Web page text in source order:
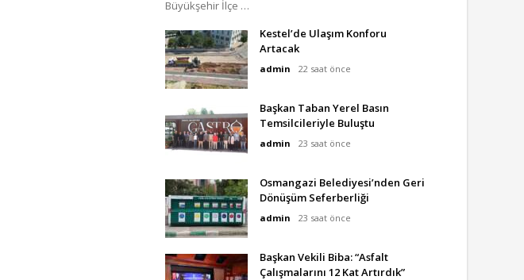
Büyükşehir İlçe …
Kestel’de Ulaşım Konforu
Artacak
admin 22 saat önce
Başkan Taban Yerel Basın
Temsilcileriyle Buluştu
admin 23 saat önce
Osmangazi Belediyesi’nden Geri
Dönüşüm Seferberliği
admin 23 saat önce
Başkan Vekili Biba: “Asfalt
Çalışmalarını 12 Kat Artırdık”